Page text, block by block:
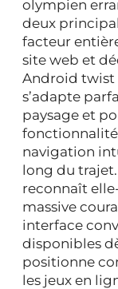
olympien
deux
facteur
site web et
Android twist
s’adapte
paysage et
navigation
long du
reconnaît
massive
interface
disponibles
positionne
les jeux en